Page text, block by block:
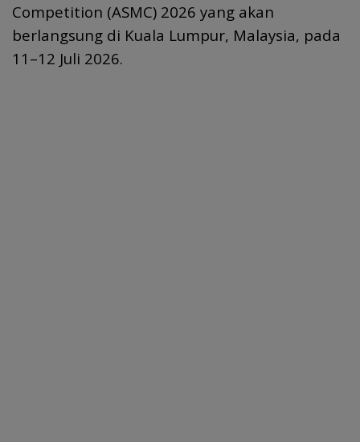
Competition (ASMC) 2026 yang akan
berlangsung di Kuala Lumpur, Malaysia, pada
11–12 Juli 2026.